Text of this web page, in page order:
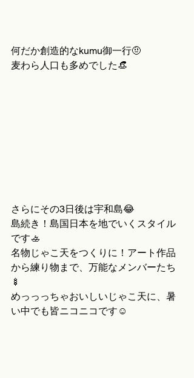
何だか創造的なkumu御一行🤨
麦わら人口も多めでした👒
さらにその3日後は宇和島😂
島続き！島国日本を地でいくスタイル
です🚣
名物じゃこ天をつくりに！アート作品
から練り物まで、万能なメンバーたち
🍢
めっっっちゃおいしいじゃこ天に、暑
い中でも皆ニコニコです☺️